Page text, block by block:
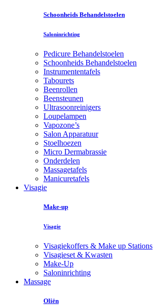
Schoonheids Behandelstoelen
Saloninrichting
Pedicure Behandelstoelen
Schoonheids Behandelstoelen
Instrumententafels
Tabourets
Beenrollen
Beensteunen
Ultrasoonreinigers
Loupelampen
Vapozone’s
Salon Apparatuur
Stoelhoezen
Micro Dermabrassie
Onderdelen
Massagetafels
Manicuretafels
Visagie
Make-up
Visagie
Visagiekoffers & Make up Stations
Visagieset & Kwasten
Make-Up
Saloninrichting
Massage
Oliën